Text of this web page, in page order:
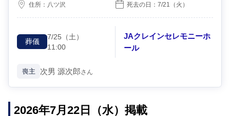
住所： 八ツ沢 死去の日：7/21 （火）
葬儀
7/25 （土）
11:00
JAクレインセレモニーホ
ール
喪主 次男 源次郎さん
2026年7月22日（水）掲載